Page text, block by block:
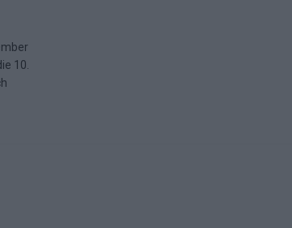
2026: Monaco, Sallys Café und Westernstadt – alle Neuheiten
aber der ESC 2026 hinterlässt unbeantwortete Fragen
10.